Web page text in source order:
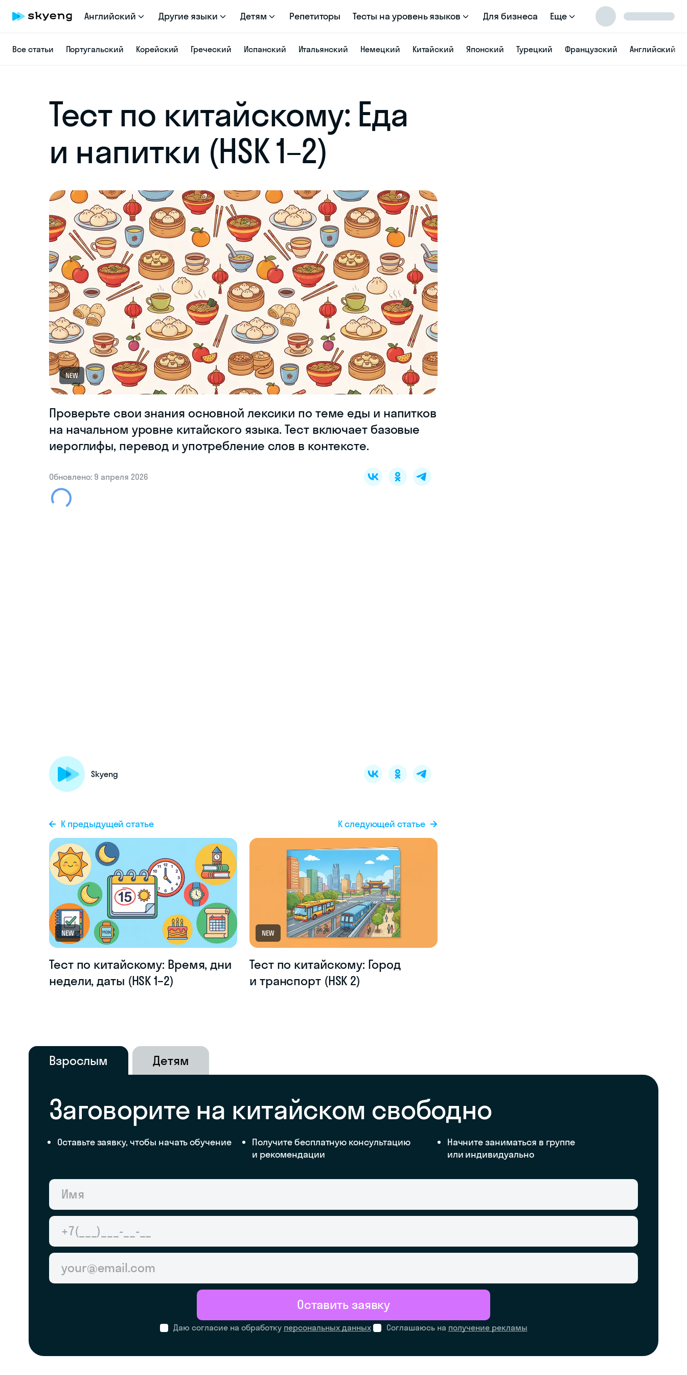
Английский Другие языки Детям Репетиторы Тесты на уровень языков Для бизнеса Еще
Все статьи Португальский Корейский Греческий Испанский Итальянский Немецкий Китайский Японский Турецкий Французский Английский
Тест по китайскому: Еда
и напитки (HSK 1–2)
NEW
Проверьте свои знания основной лексики по теме еды и напитков
на начальном уровне китайского языка. Тест включает базовые
иероглифы, перевод и употребление слов в контексте.
Обновлено: 9 апреля 2026
Skyeng
К предыдущей статье
NEW
Тест по китайскому: Время, дни
недели, даты (HSK 1–2)
К следующей статье
NEW
Тест по китайскому: Город
и транспорт (HSK 2)
Взрослым Детям
Заговорите на китайском свободно
Оставьте заявку, чтобы начать обучение
Получите бесплатную консультацию
и рекомендации
Начните заниматься в группе
или индивидуально
Даю согласие на обработку персональных данных Соглашаюсь на получение рекламы
Оставить заявку